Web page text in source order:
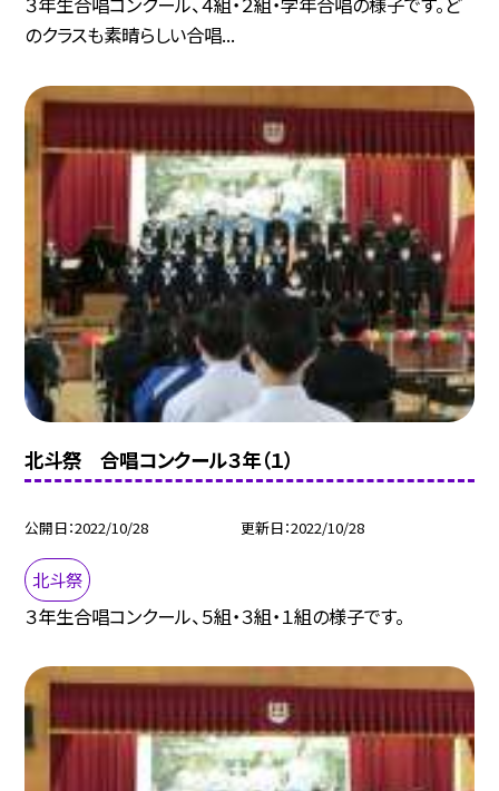
のクラスも素晴らしい合唱...
北斗祭 合唱コンクール３年（１）
公開日 2022/10/28 更新日 2022/10/28
北斗祭
３年生合唱コンクール、５組・３組・１組の様子です。